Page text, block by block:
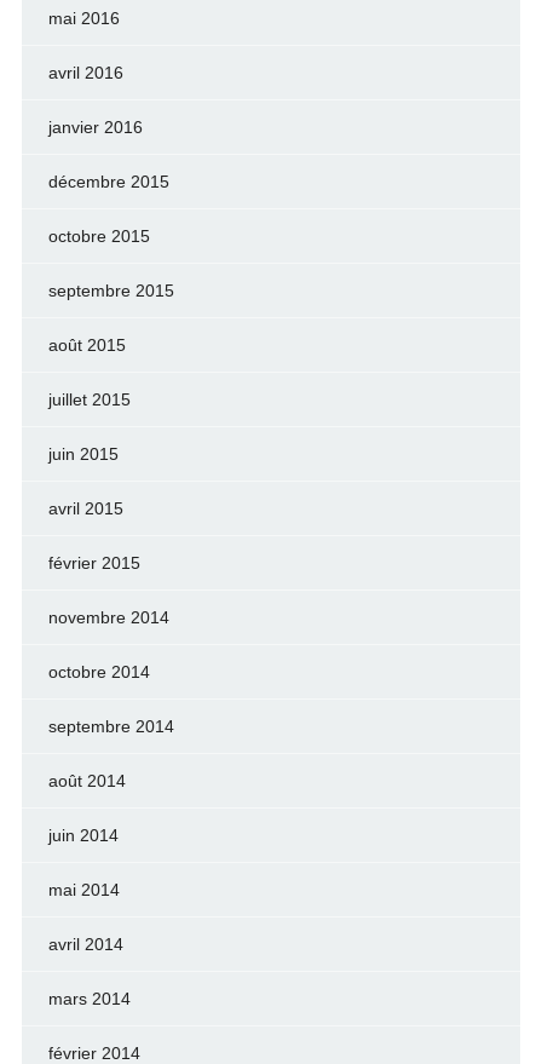
mai 2016
avril 2016
janvier 2016
décembre 2015
octobre 2015
septembre 2015
août 2015
juillet 2015
juin 2015
avril 2015
février 2015
novembre 2014
octobre 2014
septembre 2014
août 2014
juin 2014
mai 2014
avril 2014
mars 2014
février 2014